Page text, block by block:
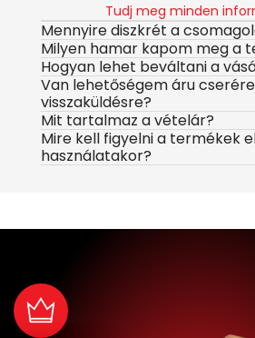
Tudj meg minden
Mennyire diszkrét a
Milyen hamar kapom meg a
Hogyan lehet beváltani a
Van lehetőségem áru cserére
visszaküldésre?
Mit tartalmaz a vételár?
Mire kell figyelni a termékek
használatakor?